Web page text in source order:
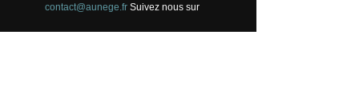
contact@aunege.frSuivez nous sur